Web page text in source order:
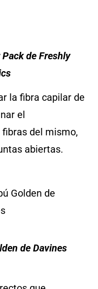
de Freshly
la fibra capilar de
el
del mismo,
abiertas.
de Davines